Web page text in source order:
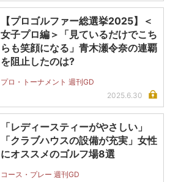
【プロゴルファー総選挙2025】＜
女子プロ編＞「見ているだけでこち
らも笑顔になる」青木瀬令奈の連覇
を阻止したのは?
プロ・トーナメント 週刊GD
2025.6.30
「レディースティーがやさしい」
「クラブハウスの設備が充実」女性
にオススメのゴルフ場8選
コース・プレー 週刊GD